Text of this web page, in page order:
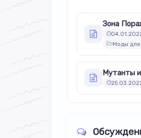
Зона
Моды для